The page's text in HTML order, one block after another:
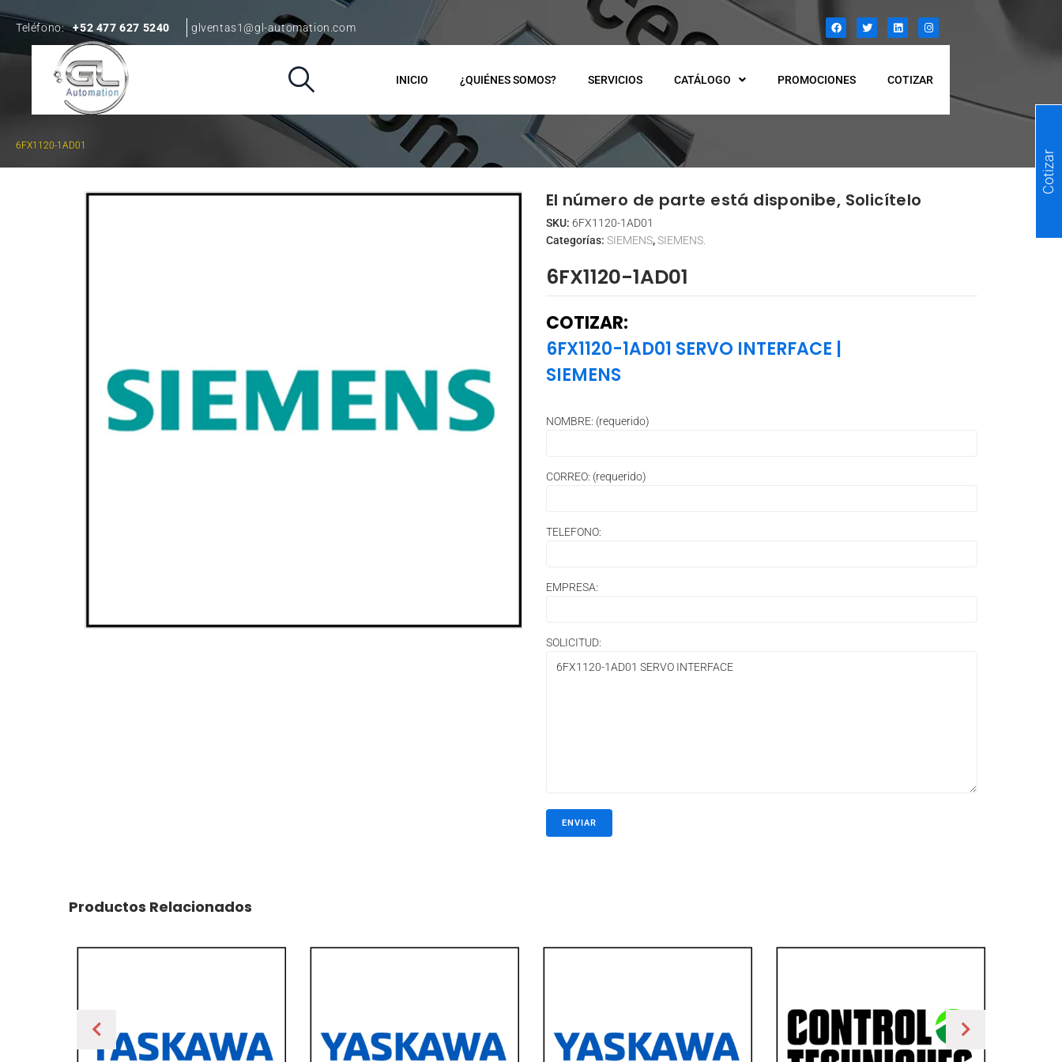
Teléfono: +52 477 627 5240 glventas1@gl-automation.com
INICIO ¿QUIÉNES SOMOS? SERVICIOS CATÁLOGO PROMOCIONES COTIZAR
6FX1120-1AD01
El número de parte está disponibe, Solicítelo
SKU: 6FX1120-1AD01
Categorías: SIEMENS,SIEMENS.
6FX1120-1AD01
COTIZAR:
6FX1120-1AD01 SERVO INTERFACE |
SIEMENS
NOMBRE: (requerido)
CORREO: (requerido)
TELEFONO:
EMPRESA:
SOLICITUD:
Productos Relacionados
Cotizar